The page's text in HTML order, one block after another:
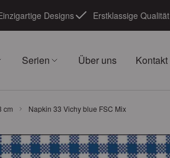
Designs Erstklassige Qualität
Serien Über uns Kontakt
cm Napkin 33 Vichy blue FSC Mix